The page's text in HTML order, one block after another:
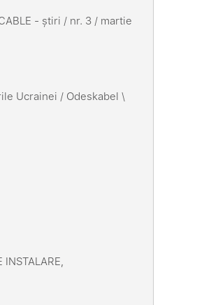
- știri / nr. 3 / martie
Ucrainei / Odeskabel \